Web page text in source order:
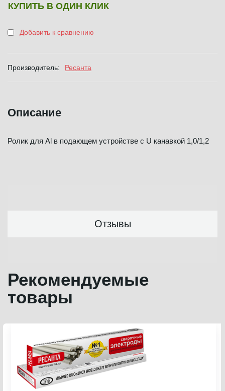
КУПИТЬ В ОДИН КЛИК
Добавить к сравнению
Производитель: Ресанта
Описание
Ролик для Al в подающем устройстве с U канавкой 1,0/1,2
Отзывы
Рекомендуемые
товары